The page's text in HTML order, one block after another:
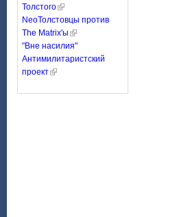
Толстого
NeoТолстовцы против
The Matrix'ы
"Вне насилия"
Антимилитаристский
проект